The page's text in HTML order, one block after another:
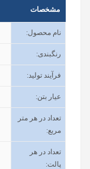
مشخصات
نام محصول:
رنگبندی:
فرآیند تولید:
عیار بتن:
تعداد در هر متر
مربع:
تعداد در هر
پالت: